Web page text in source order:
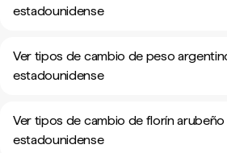
estadounidense
Ver tipos de cambio de peso
estadounidense
Ver tipos de cambio de florín arubeño
estadounidense